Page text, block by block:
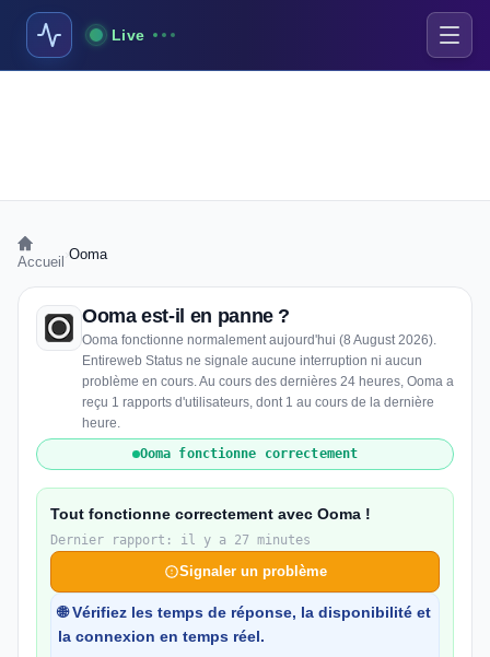
Live
Accueil Ooma
Ooma est-il en panne ?
Ooma fonctionne normalement aujourd'hui (8 August 2026).
Entireweb Status ne signale aucune interruption ni aucun
problème en cours. Au cours des dernières 24 heures, Ooma a
reçu 1 rapports d'utilisateurs, dont 1 au cours de la dernière
heure.
Ooma fonctionne correctement
Tout fonctionne correctement avec Ooma !
Dernier rapport: il y a 27 minutes
Signaler un problème
🌐 Vérifiez les temps de réponse, la disponibilité et
la connexion en temps réel.